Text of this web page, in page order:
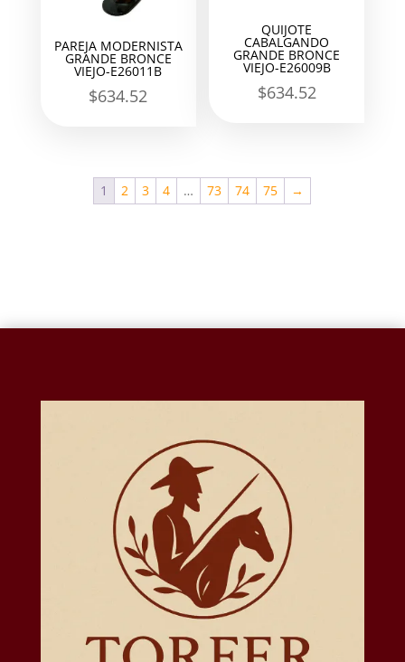
PAREJA MODERNISTA
GRANDE BRONCE
VIEJO-E26011B
$634.52
QUIJOTE
CABALGANDO
GRANDE BRONCE
VIEJO-E26009B
$634.52
1 2 3 4 … 73 74 75 →